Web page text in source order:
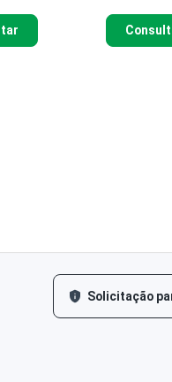
Solicitação